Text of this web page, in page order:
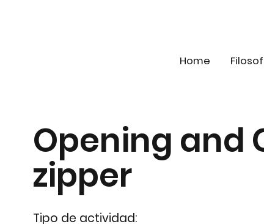
Home
Opening and
zipper
Tipo de actividad: